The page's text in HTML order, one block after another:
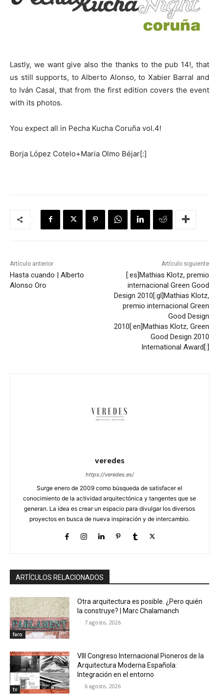
Lastly, we want give also the thanks to the pub 14!, that
us still supports, to Alberto Alonso, to Xabier Barral and
to Iván Casal, that from the first edition covers the event
with its photos.
You expect all in Pecha Kucha Coruña vol.4!
Borja López Cotelo+Maria Olmo Béjar[:]
Artículo anterior
Hasta cuando | Alberto
Alonso Oro
Artículo siguiente
[:es]Mathias Klotz, premio
internacional Green Good
Design 2010[:gl]Mathias Klotz,
premio internacional Green
Good Design
2010[:en]Mathias Klotz, Green
Good Design 2010
International Award[:]
veredes
https://veredes.es/
Surge enero de 2009 como búsqueda de satisfacer el
conocimiento de la actividad arquitectónica y tangentes que se
generan. La idea es crear un espacio para divulgar los diversos
proyectos en busca de nueva inspiración y de intercambio.
ARTÍCULOS RELACIONADOS
faro
Otra arquitectura es posible. ¿Pero quién
la construye? | Marc Chalamanch
7 agosto, 2026
tv
VIII Congreso Internacional Pioneros de la
Arquitectura Moderna Española:
Integración en el entorno
6 agosto, 2026